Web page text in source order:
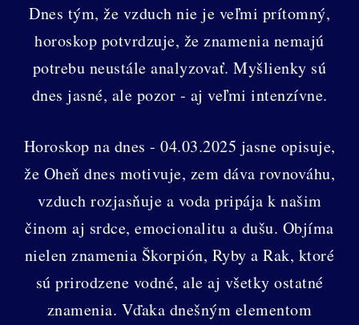
Dnes tým, že vzduch nie je veľmi prítomný,
horoskop potvrdzuje, že znamenia nemajú
potrebu neustále analyzovať. Myšlienky sú
dnes jasné, ale pozor - aj veľmi intenzívne.
Horoskop na dnes - 04.03.2025 jasne opisuje,
že Oheň dnes motivuje, zem dáva rovnováhu,
vzduch rozjasňuje a voda pripája k našim
činom aj srdce, emocionalitu a dušu. Objíma
nielen znamenia Škorpión, Ryby a Rak, ktoré
sú prirodzene vodné, ale aj všetky ostatné
znamenia. Vďaka dnešným elementom